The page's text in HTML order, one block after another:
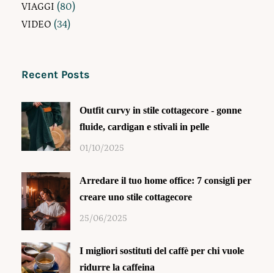
VIAGGI (80)
VIDEO (34)
Recent Posts
Outfit curvy in stile cottagecore - gonne
fluide, cardigan e stivali in pelle
01/10/2025
Arredare il tuo home office: 7 consigli per
creare uno stile cottagecore
25/06/2025
I migliori sostituti del caffè per chi vuole
ridurre la caffeina